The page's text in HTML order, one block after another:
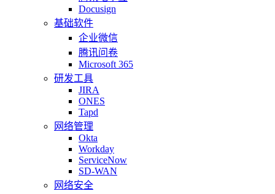
Docusign
基础软件
企业微信
腾讯问卷
Microsoft 365
研发工具
JIRA
ONES
Tapd
网络管理
Okta
Workday
ServiceNow
SD-WAN
网络安全